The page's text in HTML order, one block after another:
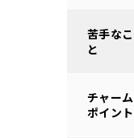
苦手なこ
と
チャーム
ポイント